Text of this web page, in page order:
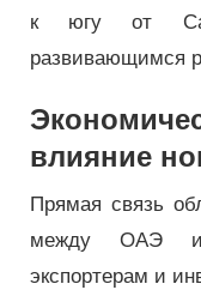
к югу от
развивающимся
влияние
Прямая связь
между ОАЭ и
экспортерам и